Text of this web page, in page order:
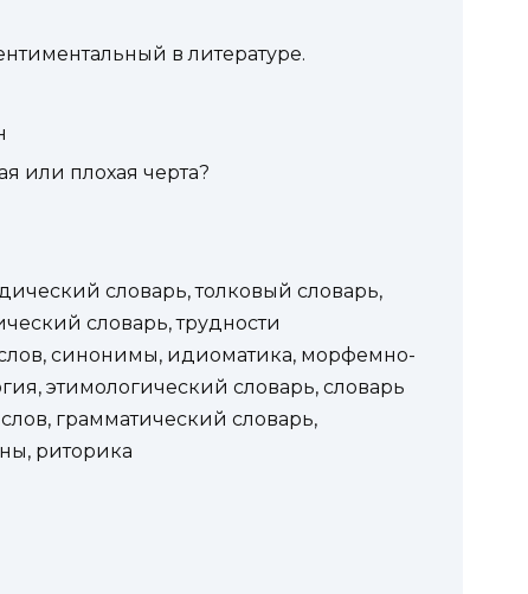
в литературе.
или плохая черта?
словарь, толковый словарь,
словарь, трудности
синонимы, идиоматика, морфемно-
этимологический словарь, словарь
грамматический словарь,
риторика